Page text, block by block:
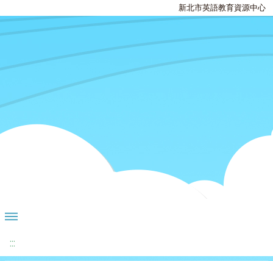
新北市英語教育資源中心
:::